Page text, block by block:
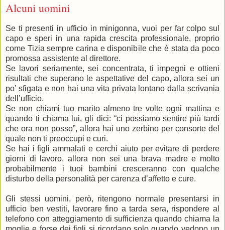
Alcuni uomini
Se ti presenti in ufficio in minigonna, vuoi per far colpo sul
capo e speri in una rapida crescita professionale, proprio
come Tizia sempre carina e disponibile che è stata da poco
promossa assistente al direttore.
Se lavori seriamente, sei concentrata, ti impegni e ottieni
risultati che superano le aspettative del capo, allora sei un
po’ sfigata e non hai una vita privata lontano dalla scrivania
dell’ufficio.
Se non chiami tuo marito almeno tre volte ogni mattina e
quando ti chiama lui, gli dici: “ci possiamo sentire più tardi
che ora non posso”, allora hai uno zerbino per consorte del
quale non ti preoccupi e curi.
Se hai i figli ammalati e cerchi aiuto per evitare di perdere
giorni di lavoro, allora non sei una brava madre e molto
probabilmente i tuoi bambini cresceranno con qualche
disturbo della personalità per carenza d’affetto e cure.
Gli stessi uomini, però, ritengono normale presentarsi in
ufficio ben vestiti, lavorare fino a tarda sera, rispondere al
telefono con atteggiamento di sufficienza quando chiama la